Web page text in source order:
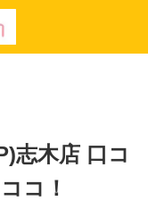
志木店 口コ
コ！